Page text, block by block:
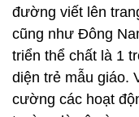
đường viết lên
cũng như Đông
triển thể chất là 1
diện trẻ mẫu giáo.
cường các hoạt